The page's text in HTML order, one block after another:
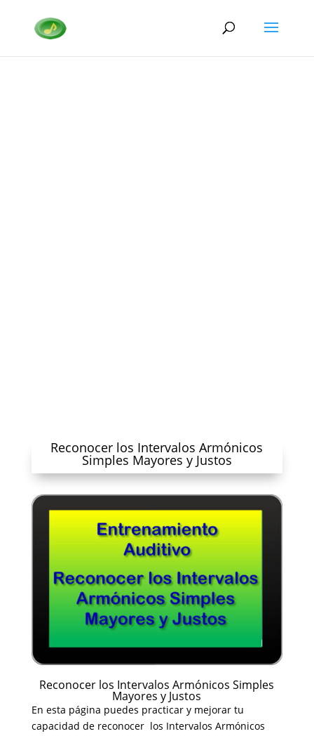
Reconocer los Intervalos Armónicos
Simples Mayores y Justos
Reconocer los Intervalos Armónicos Simples
Mayores y Justos
En esta página puedes practicar y mejorar tu
capacidad de reconocer los Intervalos Armónicos